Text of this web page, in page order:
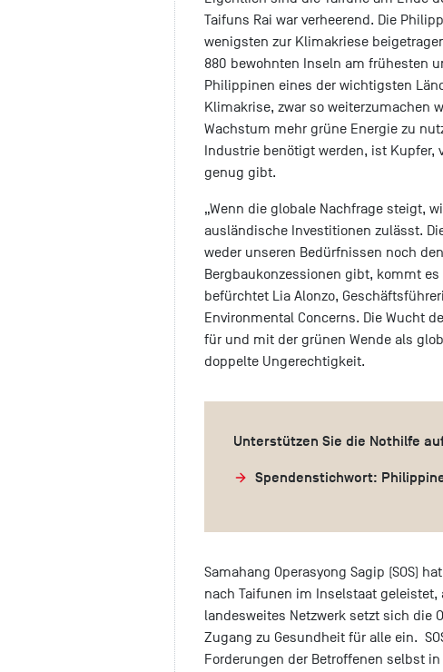
Taifuns Rai war verheerend. Die
wenigsten zur Klimakriese
880 bewohnten Inseln am frühesten
Philippinen eines der wichtigsten
Klimakrise, zwar so weiterzumachen
Wachstum mehr grüne Energie zu
Industrie benötigt werden, ist Kupfer,
genug gibt.
„Wenn die globale Nachfrage steigt,
ausländische Investitionen zulässt.
weder unseren Bedürfnissen noch
Bergbaukonzessionen gibt, kommt
befürchtet Lia Alonzo,
Environmental Concerns. Die Wucht
für und mit der grünen Wende als
doppelte Ungerechtigkeit.
Unterstützen Sie die Nothilfe
Spendenstichwort:
Samahang Operasyong Sagip (SOS)
nach Taifunen im Inselstaat
landesweites Netzwerk setzt sich die
Zugang zu Gesundheit für alle ein.
Forderungen der Betroffenen selbst